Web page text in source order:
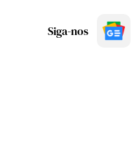
Siga-nos